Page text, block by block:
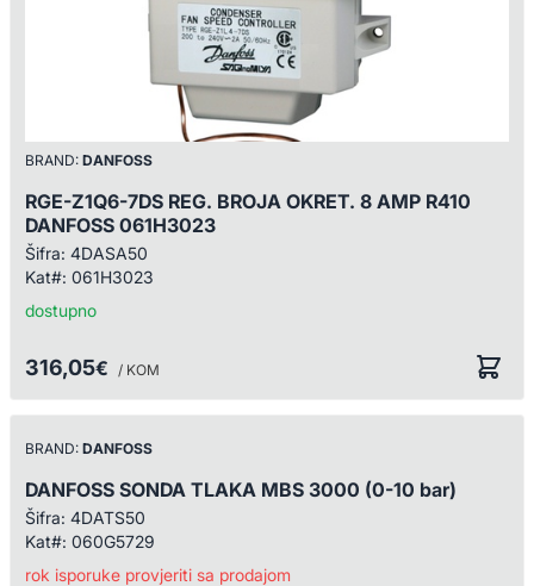
BRAND: DANFOSS
RGE-Z1Q6-7DS REG. BROJA OKRET. 8 AMP R410
DANFOSS 061H3023
Šifra: 4DASA50
Kat#: 061H3023
dostupno
316,05€ / KOM
BRAND: DANFOSS
DANFOSS SONDA TLAKA MBS 3000 (0-10 bar)
Šifra: 4DATS50
Kat#: 060G5729
rok isporuke provjeriti sa prodajom